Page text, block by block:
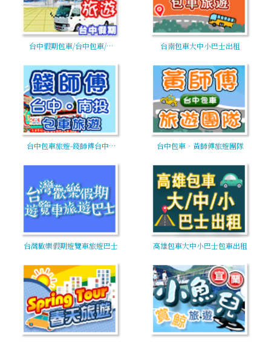
台中假期包車/台中包車/… 台南包車大中小巴士出租
台中包車旅遊-錢師傅台中… 台中包車‧黃師傅旅遊團隊
台灣歡樂假期遊覽車旅遊巴士 高雄包車大中小巴士包車出租